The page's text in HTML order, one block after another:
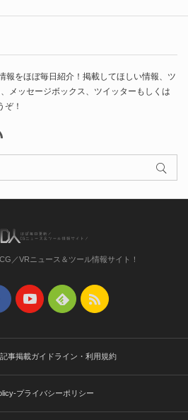
報をほぼ毎日紹介！掲載してほしい情報、ツ
メッセージボックス、ツイッターもしくは
ぞ！
／VRニュース＆ツール情報サイト！
事掲載ガイドライン・利用規約
プライバシーポリシー